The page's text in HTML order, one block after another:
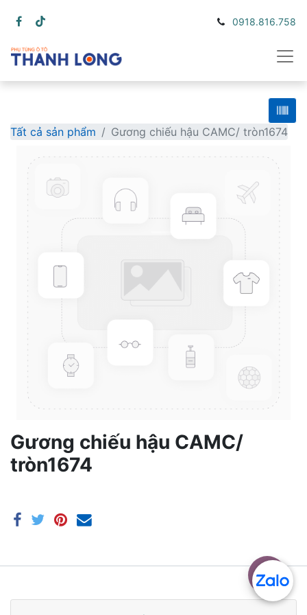
0918.816.758
Tất cả sản phẩm Gương chiếu hậu CAMC/ tròn1674
Gương chiếu hậu CAMC/
tròn1674